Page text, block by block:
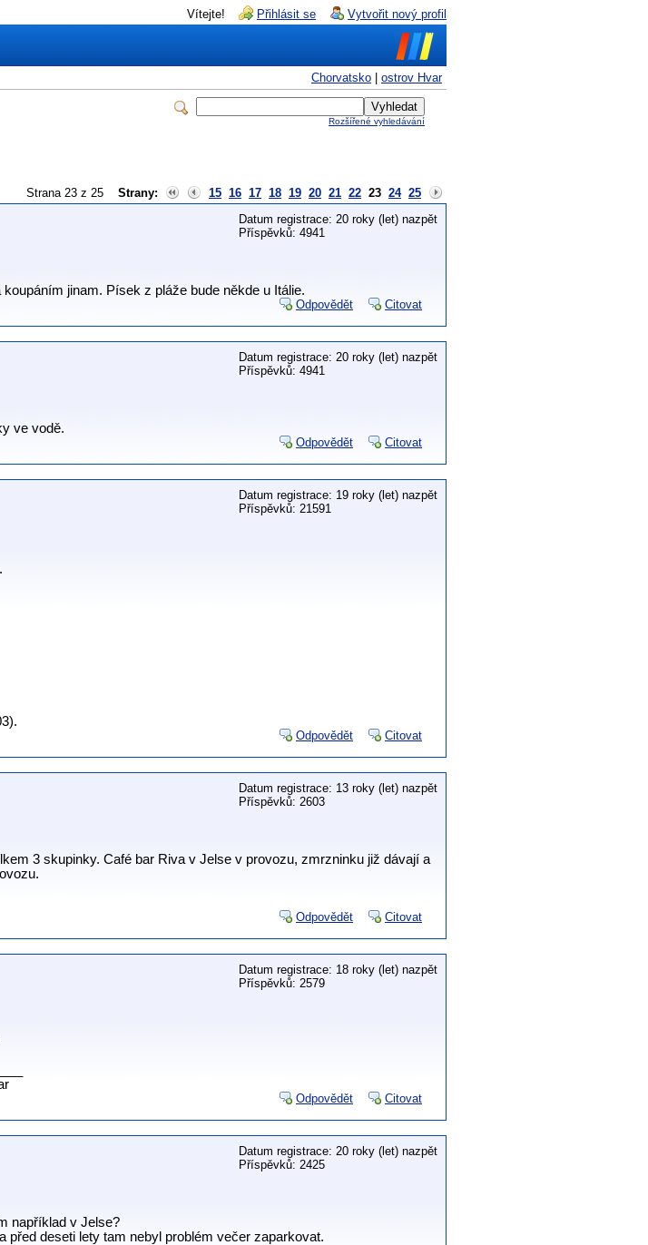
Vítejte! Přihlásit se Vytvořit nový profil
Chorvatsko ostrov Hvar
Rozšířené vyhledávání
Strana 23 z 25 Strany: 15 16 17 18 19 20 21 22 23 24 25
Datum registrace: 20 roky (let) nazpět
Příspěvků: 4941
jinam. Písek z pláže bude někde u Itálie.
Odpovědět Citovat
Datum registrace: 20 roky (let) nazpět
Příspěvků: 4941
ve vodě.
Odpovědět Citovat
Datum registrace: 19 roky (let) nazpět
Příspěvků: 21591
Odpovědět Citovat
Datum registrace: 13 roky (let) nazpět
Příspěvků: 2603
3 skupinky. Café bar Riva v Jelse v provozu, zmrzninku již dávají a
Odpovědět Citovat
Datum registrace: 18 roky (let) nazpět
Příspěvků: 2579
Odpovědět Citovat
Datum registrace: 20 roky (let) nazpět
Příspěvků: 2425
například v Jelse?
deseti lety tam nebyl problém večer zaparkovat.